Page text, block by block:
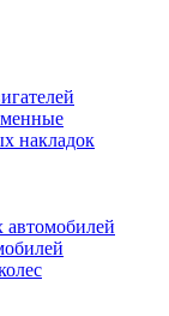
накладок
автомобилей